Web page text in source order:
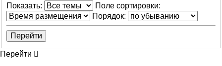
Показать:
Поле сортировки:
Порядок:
Перейти